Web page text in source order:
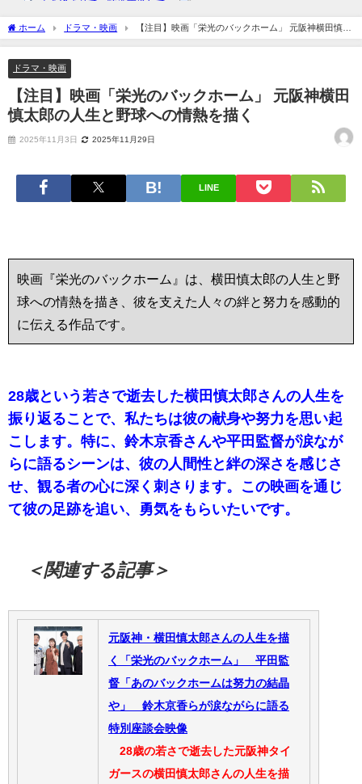
ホーム ドラマ・映画
【注目】映画「栄光のバックホーム」 元阪神横田慎太
郎の人生と野球への情熱を描く
ドラマ・映画
【注目】映画「栄光のバックホーム」 元阪神横田
慎太郎の人生と野球への情熱を描く
2025年11月3日 2025年11月29日
LINE
映画『栄光のバックホーム』は、横田慎太郎の人生と野
球への情熱を描き、彼を支えた人々の絆と努力を感動的
に伝える作品です。
28歳という若さで逝去した横田慎太郎さんの人生を
振り返ることで、私たちは彼の献身や努力を思い起
こします。特に、鈴木京香さんや平田監督が涙なが
らに語るシーンは、彼の人間性と絆の深さを感じさ
せ、観る者の心に深く刺さります。この映画を通じ
て彼の足跡を追い、勇気をもらいたいです。
＜関連する記事＞
元阪神・横田慎太郎さんの人生を描
く「栄光のバックホーム」 平田監
督「あのバックホームは努力の結晶
や」 鈴木京香らが涙ながらに語る
特別座談会映像
28歳の若さで逝去した元阪神タイ
ガースの横田慎太郎さんの人生を描